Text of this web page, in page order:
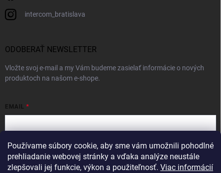
Používame súbory cookie, aby sme vám umožnili pohodlné
prehliadanie webovej stránky a vďaka analýze neustále
zlepšovali jej funkcie, výkon a použiteľnosť. Viac informácií
intercom_bratislava
ODOBERAŤ NEWSLETTER
Vložte svoj e-mail a my Vám budeme zasielať informácie o nových
produktoch na našom e-shope.
EMAIL
Vložením e-mailu súhlasíte spodmienkami ochrany osobných údajov